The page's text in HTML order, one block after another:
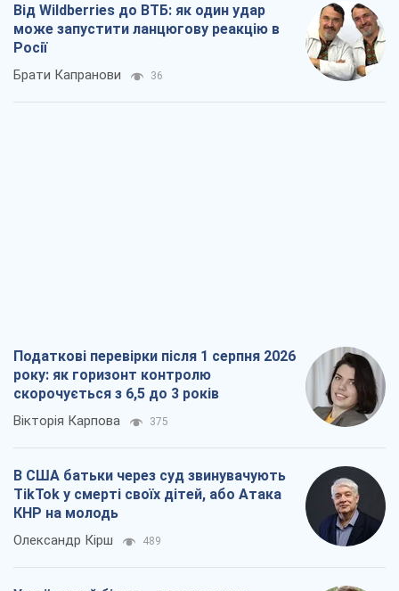
Від Wildberries до ВТБ: як один удар
може запустити ланцюгову реакцію в
Росії
Брати Капранови 36
Податкові перевірки після 1 серпня 2026
року: як горизонт контролю
скорочується з 6,5 до 3 років
Вікторія Карпова 375
В США батьки через суд звинувачують
TikTok у смерті своїх дітей, або Атака
КНР на молодь
Олександр Кірш 489